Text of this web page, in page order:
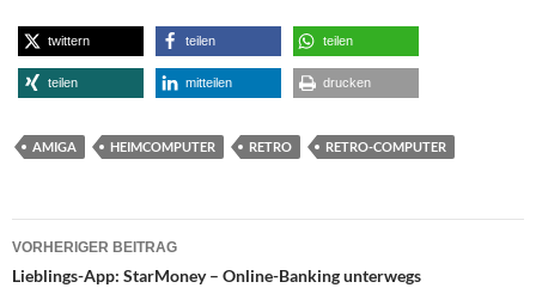
twittern teilen teilen
teilen mitteilen drucken
AMIGA HEIMCOMPUTER RETRO RETRO-COMPUTER
Beitragsnavigation
VORHERIGER BEITRAG
Lieblings-App: StarMoney – Online-Banking unterwegs